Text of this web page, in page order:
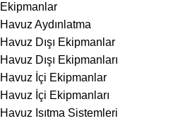
Ekipmanlar
Havuz Aydınlatma
Havuz Dışı Ekipmanlar
Havuz Dışı Ekipmanları
Havuz İçi Ekipmanlar
Havuz İçi Ekipmanları
Havuz Isıtma Sistemleri